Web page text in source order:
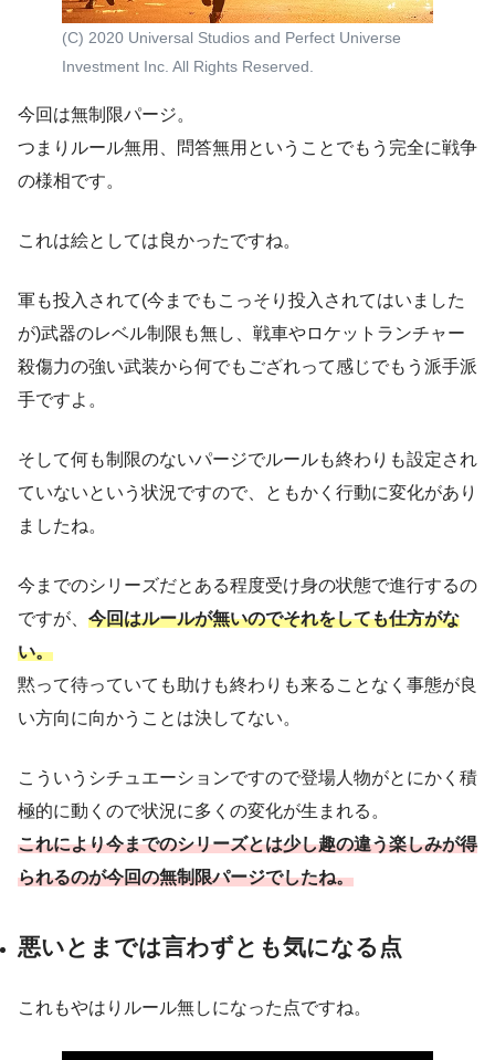
(C) 2020 Universal Studios and Perfect Universe
Investment Inc. All Rights Reserved.
今回は無制限パージ。
つまりルール無用、問答無用ということでもう完全に戦争
の様相です。
これは絵としては良かったですね。
軍も投入されて(今までもこっそり投入されてはいました
が)武器のレベル制限も無し、戦車やロケットランチャー
殺傷力の強い武装から何でもござれって感じでもう派手派
手ですよ。
そして何も制限のないパージでルールも終わりも設定され
ていないという状況ですので、ともかく行動に変化があり
ましたね。
今までのシリーズだとある程度受け身の状態で進行するの
ですが、 今回はルールが無いのでそれをしても仕方がな
い。
黙って待っていても助けも終わりも来ることなく事態が良
い方向に向かうことは決してない。
こういうシチュエーションですので登場人物がとにかく積
極的に動くので状況に多くの変化が生まれる。
これにより今までのシリーズとは少し趣の違う楽しみが得
られるのが今回の無制限パージでしたね。
悪いとまでは言わずとも気になる点
これもやはりルール無しになった点ですね。